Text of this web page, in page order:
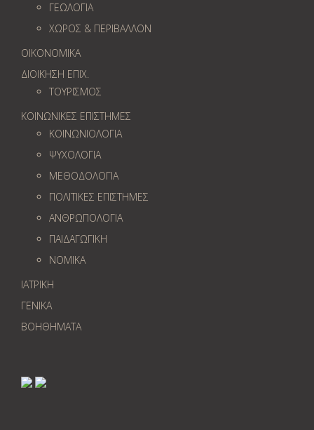
ΓΕΩΛOΓΙΑ
ΧΩΡΟΣ & ΠΕΡΙΒΑΛΛΟΝ
ΟΙΚΟΝΟΜΙΚΑ
ΔΙΟΙΚΗΣΗ ΕΠΙΧ.
ΤΟΥΡΙΣΜΟΣ
ΚΟΙΝΩΝΙΚΕΣ ΕΠΙΣΤΗΜΕΣ
ΚΟΙΝΩΝΙΟΛΟΓΙΑ
ΨΥΧΟΛΟΓΙΑ
ΜΕΘΟΔΟΛΟΓΙΑ
ΠΟΛΙΤΙΚΕΣ ΕΠΙΣΤΗΜΕΣ
ΑΝΘΡΩΠΟΛΟΓΙΑ
ΠΑΙΔΑΓΩΓΙΚΗ
ΝΟΜΙΚΑ
ΙΑΤΡΙΚΗ
ΓΕΝΙΚΑ
ΒΟΗΘΗΜΑΤΑ